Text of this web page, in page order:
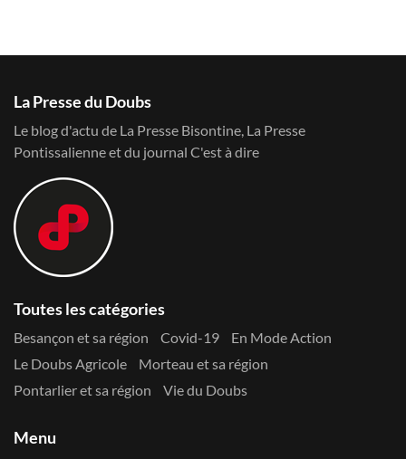
La Presse du Doubs
Le blog d'actu de La Presse Bisontine, La Presse
Pontissalienne et du journal C'est à dire
Toutes les catégories
Besançon et sa région Covid-19
En Mode Action
Le Doubs Agricole
Morteau et sa région
Pontarlier et sa région
Vie du Doubs
Menu